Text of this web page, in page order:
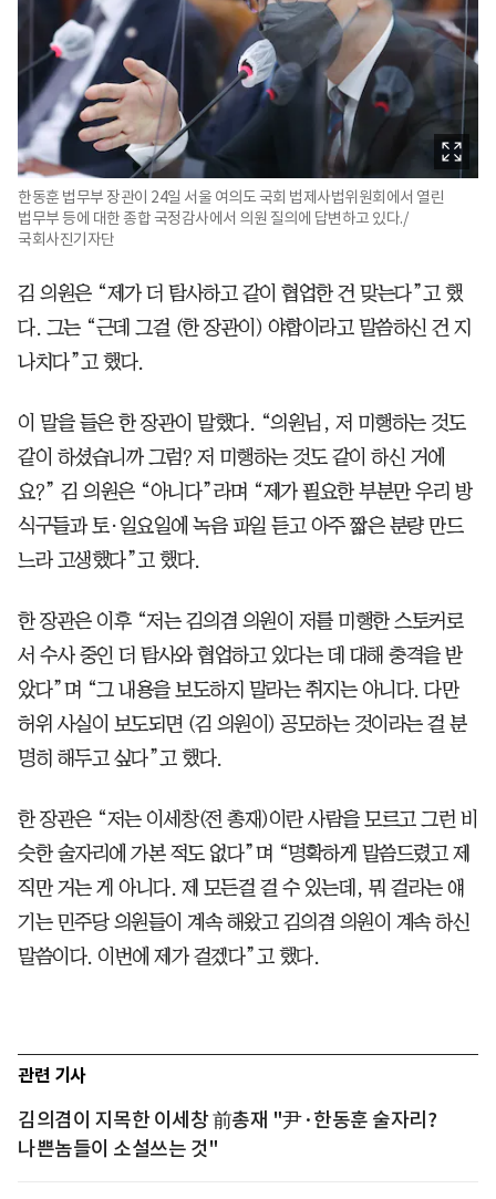
한동훈 법무부 장관이 24일 서울 여의도 국회 법제사법위원회에서 열린
법무부 등에 대한 종합 국정감사에서 의원 질의에 답변하고 있다./
국회사진기자단
김 의원은 “제가 더 탐사하고 같이 협업한 건 맞는다”고 했
다. 그는 “근데 그걸 (한 장관이) 야합이라고 말씀하신 건 지
나치다”고 했다.
이 말을 들은 한 장관이 말했다. “의원님, 저 미행하는 것도
같이 하셨습니까 그럼? 저 미행하는 것도 같이 하신 거에
요?” 김 의원은 “아니다”라며 “제가 필요한 부분만 우리 방
식구들과 토·일요일에 녹음 파일 듣고 아주 짧은 분량 만드
느라 고생했다”고 했다.
한 장관은 이후 “저는 김의겸 의원이 저를 미행한 스토커로
서 수사 중인 더 탐사와 협업하고 있다는 데 대해 충격을 받
았다”며 “그 내용을 보도하지 말라는 취지는 아니다. 다만
허위 사실이 보도되면 (김 의원이) 공모하는 것이라는 걸 분
명히 해두고 싶다”고 했다.
한 장관은 “저는 이세창(전 총재)이란 사람을 모르고 그런 비
슷한 술자리에 가본 적도 없다”며 “명확하게 말씀드렸고 제
직만 거는 게 아니다. 제 모든걸 걸 수 있는데, 뭐 걸라는 얘
기는 민주당 의원들이 계속 해왔고 김의겸 의원이 계속 하신
말씀이다. 이번에 제가 걸겠다”고 했다.
관련 기사
김의겸이 지목한 이세창 前총재 "尹·한동훈 술자리?
나쁜놈들이 소설쓰는 것"